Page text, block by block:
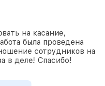
на касание,
была проведена
сотрудников на
в деле! Спасибо!